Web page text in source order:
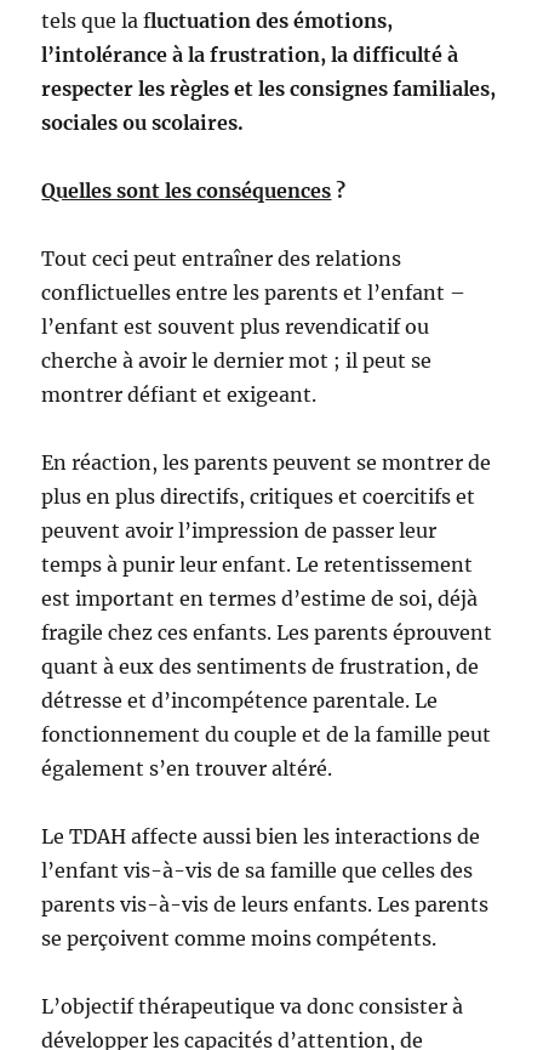
tels que la fluctuation des émotions,
l’intolérance à la frustration, la difficulté à
respecter les règles et les consignes familiales,
sociales ou scolaires.
Quelles sont les conséquences ?
Tout ceci peut entraîner des relations
conflictuelles entre les parents et l’enfant –
l’enfant est souvent plus revendicatif ou
cherche à avoir le dernier mot ; il peut se
montrer défiant et exigeant.
En réaction, les parents peuvent se montrer de
plus en plus directifs, critiques et coercitifs et
peuvent avoir l’impression de passer leur
temps à punir leur enfant. Le retentissement
est important en termes d’estime de soi, déjà
fragile chez ces enfants. Les parents éprouvent
quant à eux des sentiments de frustration, de
détresse et d’incompétence parentale. Le
fonctionnement du couple et de la famille peut
également s’en trouver altéré.
Le TDAH affecte aussi bien les interactions de
l’enfant vis-à-vis de sa famille que celles des
parents vis-à-vis de leurs enfants. Les parents
se perçoivent comme moins compétents.
L’objectif thérapeutique va donc consister à
développer les capacités d’attention, de